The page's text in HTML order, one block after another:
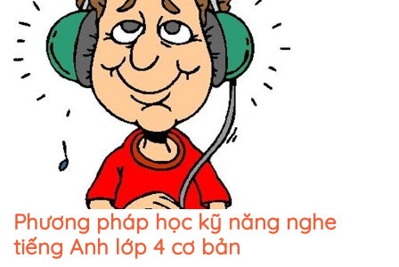
Phương pháp học kỹ năng nghe
tiếng Anh lớp 4 cơ bản